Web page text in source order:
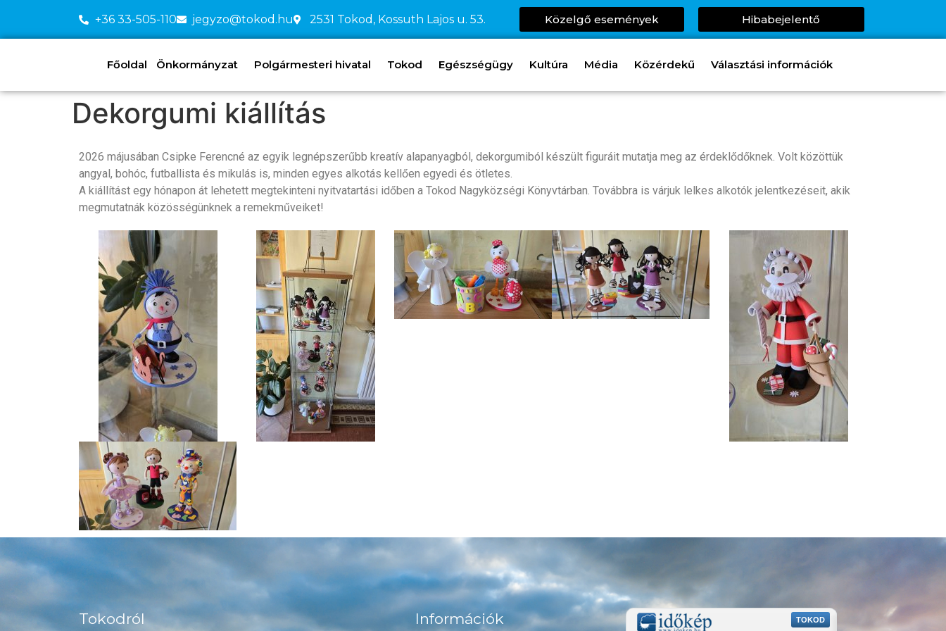
+36 33-505-110 jegyzo@tokod.hu 2531 Tokod, Kossuth Lajos u. 53. Közelgő események Hibabejelentő
Főoldal Önkormányzat Polgármesteri hivatal Tokod Egészségügy Kultúra Média Közérdekű Választási információk
Dekorgumi kiállítás
2026 májusában Csipke Ferencné az egyik legnépszerűbb kreatív alapanyagból, dekorgumiból készült figuráit mutatja meg az érdeklődőknek. Volt közöttük
angyal, bohóc, futballista és mikulás is, minden egyes alkotás kellően egyedi és ötletes.
A kiállítást egy hónapon át lehetett megtekinteni nyitvatartási időben a Tokod Nagyközségi Könyvtárban. Továbbra is várjuk lelkes alkotók jelentkezéseit, akik
megmutatnák közösségünknek a remekműveiket!
Tokodról Információk